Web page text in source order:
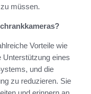
müssen.
Vorteile wie
eines
und die
zu reduzieren. Sie